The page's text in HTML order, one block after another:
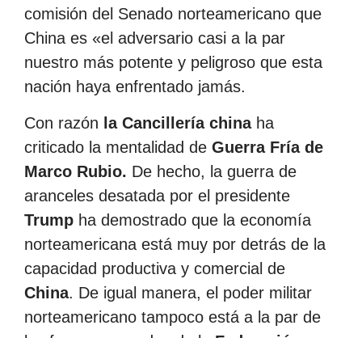
comisión del Senado norteamericano que
China es «el adversario casi a la par
nuestro más potente y peligroso que esta
nación haya enfrentado jamás.
Con razón la Cancillería chinaha
criticado la mentalidad de Guerra Fría de
Marco Rubio. De hecho, la guerra de
aranceles desatada por el presidente
Trump ha demostrado que la economía
norteamericana está muy por detrás de la
capacidad productiva y comercial de
China. De igual manera, el poder militar
norteamericano tampoco está a la par de